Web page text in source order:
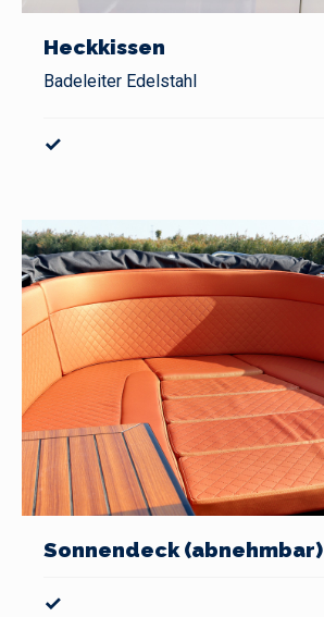
Heckkissen
Badeleiter Edelstahl
✓
Sonnendeck (abnehmbar)
✓